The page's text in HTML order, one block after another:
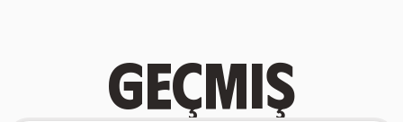
Geçmiş